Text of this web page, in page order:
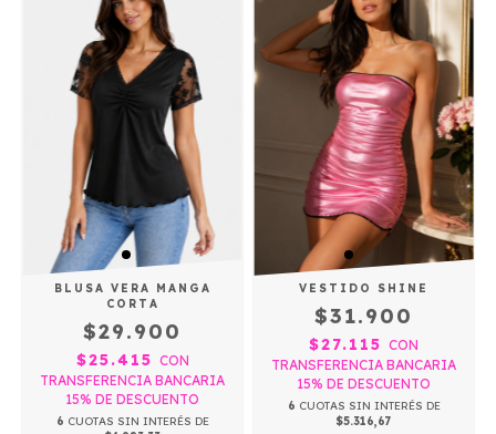
BLUSA VERA MANGA
CORTA
$29.900
$25.415 CON
TRANSFERENCIA BANCARIA
15% DE DESCUENTO
6 CUOTAS SIN INTERÉS DE
VESTIDO SHINE
$31.900
$27.115 CON
TRANSFERENCIA BANCARIA
15% DE DESCUENTO
6 CUOTAS SIN INTERÉS DE
$5.316,67